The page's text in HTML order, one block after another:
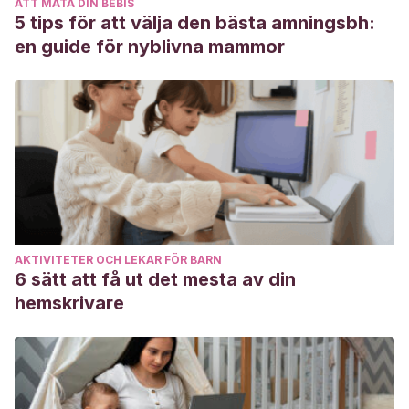
ATT MATA DIN BEBIS
5 tips för att välja den bästa amningsbh:
en guide för nyblivna mammor
AKTIVITETER OCH LEKAR FÖR BARN
6 sätt att få ut det mesta av din
hemskrivare